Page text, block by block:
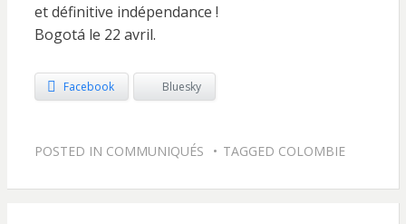
et définitive indépendance !
Bogotá le 22 avril.
Facebook Bluesky
POSTED IN COMMUNIQUÉS TAGGED COLOMBIE